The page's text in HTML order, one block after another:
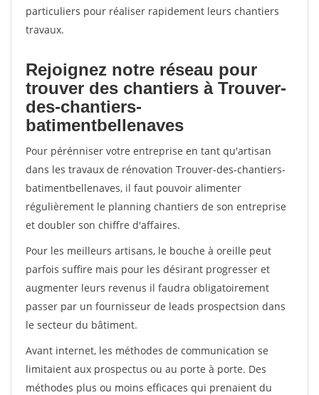
particuliers pour réaliser rapidement leurs chantiers
travaux.
Rejoignez notre réseau pour
trouver des chantiers à Trouver-
des-chantiers-
batimentbellenaves
Pour pérénniser votre entreprise en tant qu'artisan
dans les travaux de rénovation Trouver-des-chantiers-
batimentbellenaves, il faut pouvoir alimenter
régulièrement le planning chantiers de son entreprise
et doubler son chiffre d'affaires.
Pour les meilleurs artisans, le bouche à oreille peut
parfois suffire mais pour les désirant progresser et
augmenter leurs revenus il faudra obligatoirement
passer par un fournisseur de leads prospectsion dans
le secteur du bâtiment.
Avant internet, les méthodes de communication se
limitaient aux prospectus ou au porte à porte. Des
méthodes plus ou moins efficaces qui prenaient du